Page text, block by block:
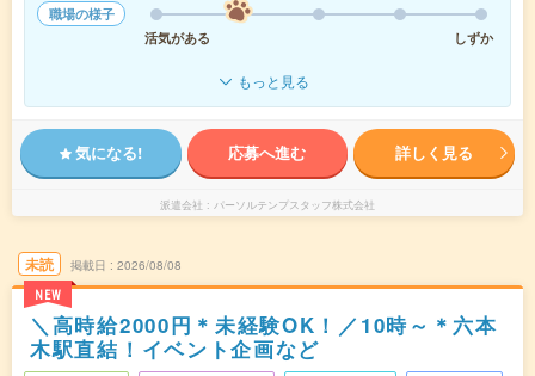
職場の様子
活気がある
しずか
もっと見る
気になる! 応募へ進む 詳しく見る
派遣会社 パーソルテンプスタッフ株式会社
未読
NEW
掲載日 2026/08/08
＼高時給2000円＊未経験OK！／10時～＊六本
木駅直結！イベント企画など